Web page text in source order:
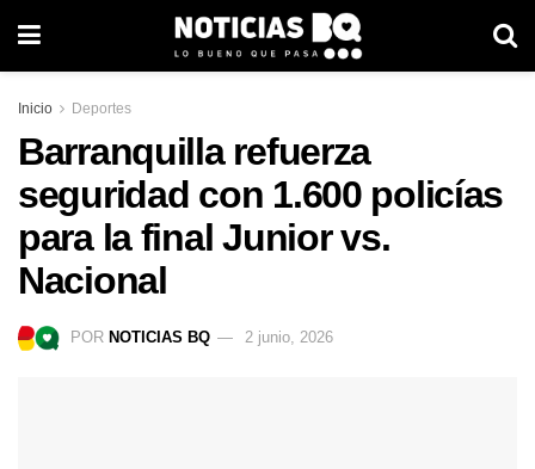
Inicio Deportes
Barranquilla refuerza
seguridad con 1.600 policías
para la final Junior vs.
Nacional
POR NOTICIAS BQ 2 junio, 2026